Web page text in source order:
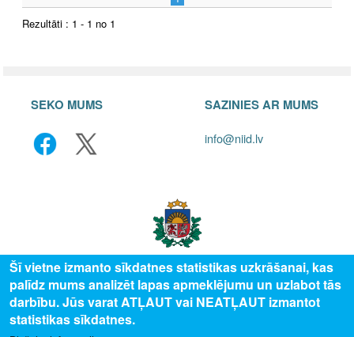
Rezultāti : 1 - 1 no 1
SEKO MUMS SAZINIES AR MUMS
info@niid.lv
© 2025 Valsts izglītības attīstības aģentūra, publicētā satura visas tiesības
Šī vietne izmanto sīkdatnes statistikas uzkrāšanai, kas
palīdz mums analizēt lapas apmeklējumu un uzlabot tās
darbību. Jūs varat ATĻAUT vai NEATĻAUT izmantot
statistikas sīkdatnes.